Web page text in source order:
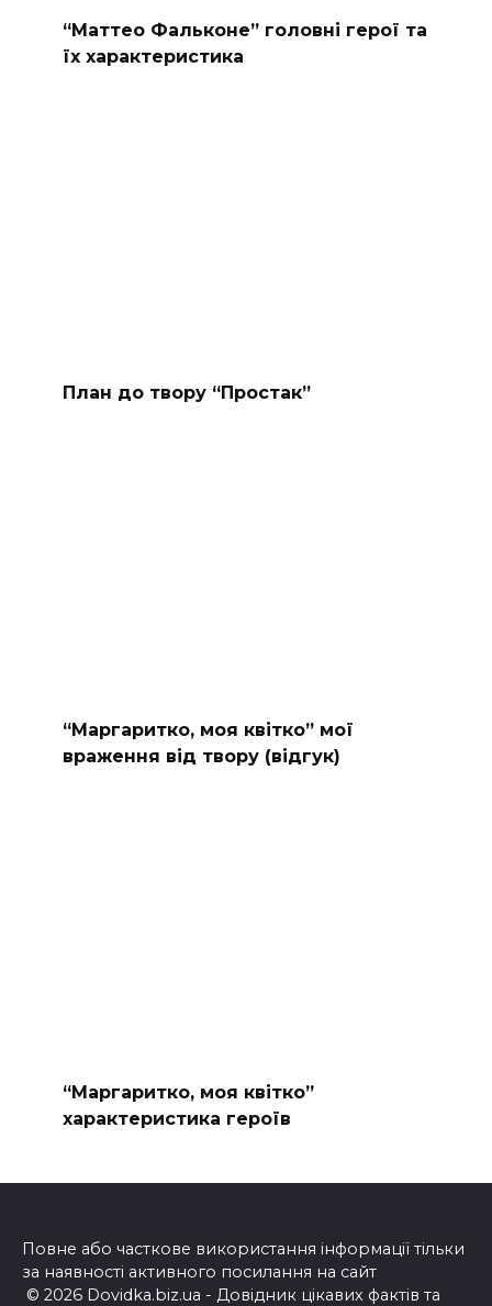
“Маттео Фальконе” головні герої та
їх характеристика
План до твору “Простак”
“Маргаритко, моя квітко” мої
враження від твору (відгук)
“Маргаритко, моя квітко”
характеристика героїв
Повне або часткове використання інформації тільки
за наявності активного посилання на сайт
© 2026 Dovidka.biz.ua - Довідник цікавих фактів та